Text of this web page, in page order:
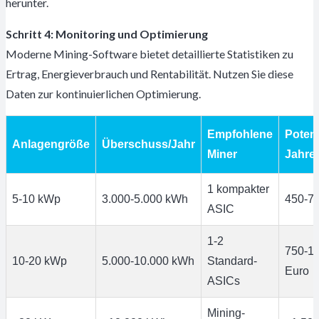
Schritt 4: Monitoring und Optimierung
Moderne Mining-Software bietet detaillierte Statistiken zu
Ertrag, Energieverbrauch und Rentabilität. Nutzen Sie diese
Daten zur kontinuierlichen Optimierung.
Anlagengröße Überschuss/Jahr
Empfohlene
Miner
5-10 kWp 3.000-5.000 kWh
1 kompakter
ASIC
450-
10-20 kWp 5.000-10.000 kWh
1-2
Standard-
ASICs
750-
Euro
Mining-